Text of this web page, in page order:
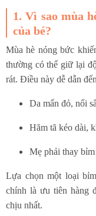
1. Vì sao mùa
của bé?
Mùa hè nóng bức
thường có thể giữ lại
rát. Điều này dễ dẫn
Da mẩn đỏ, nổi
Hăm tã kéo dài,
Mẹ phải thay
Lựa chọn một loại
chính là ưu tiên hàng
chịu nhất.